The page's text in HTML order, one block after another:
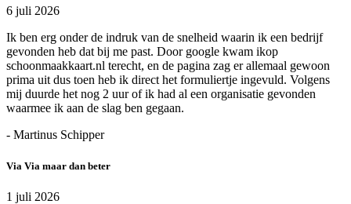
6 juli 2026
Ik ben erg onder de indruk van de snelheid waarin ik een bedrijf
gevonden heb dat bij me past. Door google kwam ikop
schoonmaakkaart.nl terecht, en de pagina zag er allemaal gewoon
prima uit dus toen heb ik direct het formuliertje ingevuld. Volgens
mij duurde het nog 2 uur of ik had al een organisatie gevonden
waarmee ik aan de slag ben gegaan.
- Martinus Schipper
Via Via maar dan beter
1 juli 2026